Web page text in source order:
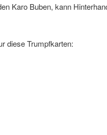
Karo Buben, kann
diese Trumpfkarten: